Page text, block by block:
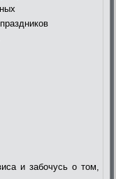
и забочусь о том,